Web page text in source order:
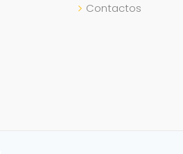
Contactos